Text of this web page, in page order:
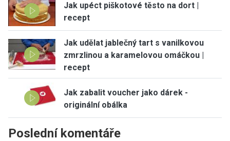
Jak upéct piškotové těsto na dort |
recept
Jak udělat jablečný tart s vanilkovou
zmrzlinou a karamelovou omáčkou |
recept
Jak zabalit voucher jako dárek -
originální obálka
Poslední komentáře